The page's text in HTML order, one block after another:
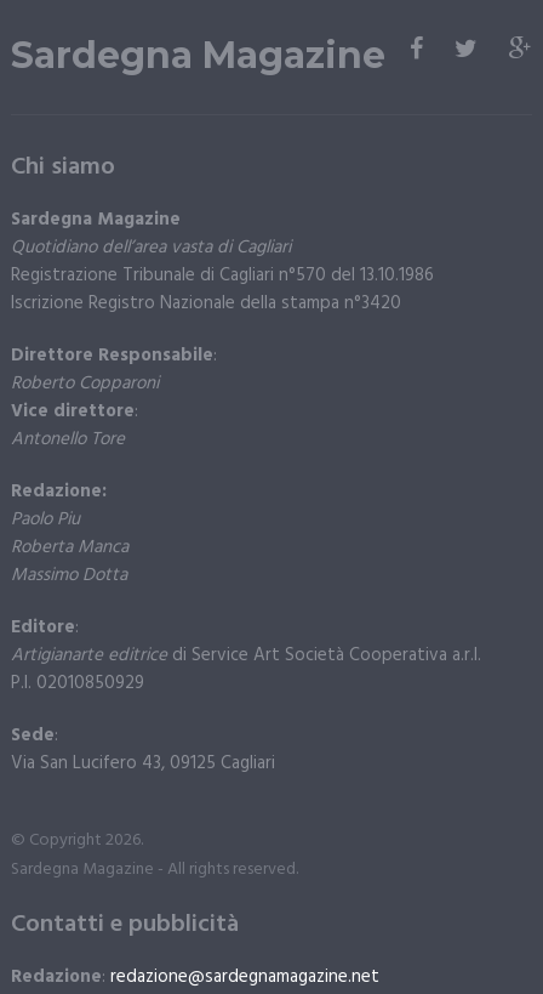
Sardegna Magazine
Chi siamo
Sardegna Magazine
Quotidiano dell’area vasta di Cagliari
Registrazione Tribunale di Cagliari n°570 del 13.10.1986
Iscrizione Registro Nazionale della stampa n°3420
Direttore Responsabile:
Roberto Copparoni
Vice direttore:
Antonello Tore
Redazione:
Paolo Piu
Roberta Manca
Massimo Dotta
Editore:
Artigianarte editricedi Service Art Società Cooperativa a.r.l.
P.I. 02010850929
Sede:
Via San Lucifero 43, 09125 Cagliari
© Copyright 2026.
Sardegna Magazine - All rights reserved.
Contatti e pubblicità
Redazione: redazione@sardegnamagazine.net